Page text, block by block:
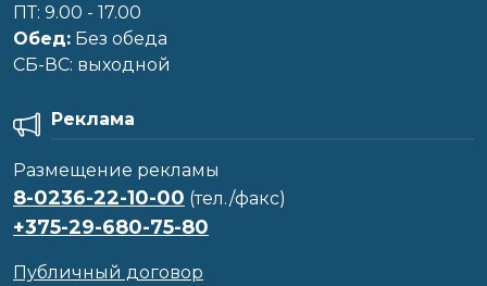
ПТ: 9.00 - 17.00
Обед: Без обеда
CБ-ВС: выходной
Реклама
Размещение рекламы
8-0236-22-10-00 (тел./факс)
+375-29-680-75-80
Публичный договор